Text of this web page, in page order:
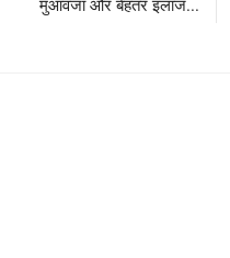
मुआवजा और बेहतर इलाज...